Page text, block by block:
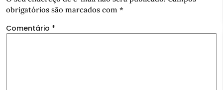
obrigatórios são marcados com *
Comentário *